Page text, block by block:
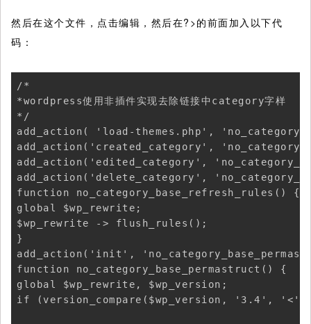
然后在这个文件，点击编辑，然后在?>的前面加入以下代
码：
/*
*wordpress使用非插件实现去除链接中category字样
*/
add_action( 'load-themes.php',
add_action('created_category',
add_action('edited_category',
add_action('delete_category',
function no_category_base_refresh_rules() {
global $wp_rewrite;
$wp_rewrite -> flush_rules();
}
add_action('init',
function no_category_base_permastruct() {
global $wp_rewrite, $wp_version;
if (version_compare($wp_version, '3.4',